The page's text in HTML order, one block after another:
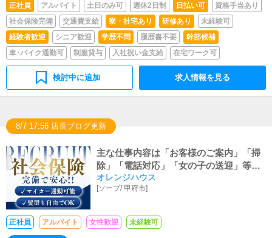
正社員 アルバイト 土日のみ可 週休2日制 日払い可
資格手当あり
社会保険完備
交通費支給 寮・社宅あり 研修あり
未経験可
経験者歓迎
シニア歓迎 学歴不問 履歴書不要
幹部候補
車･バイク通勤可
制服貸与 入社祝い金支給 在宅ワーク可
検討中に追加 求人情報を見る
8/7 17:56 店長ブログ更新
主な仕事内容は「お客様のご案内」「掃
除」「電話対応」「女の子の送迎」等で
す。
オレンジハウス
[ソープ/甲府市]
正社員 アルバイト 女性歓迎 未経験可